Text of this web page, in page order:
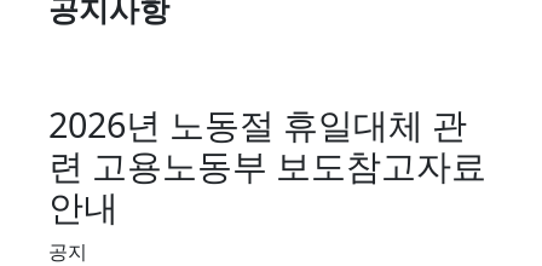
공지사항
2026년 노동절 휴일대체 관
련 고용노동부 보도참고자료
안내
공지